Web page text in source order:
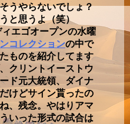
うやらないでしょ？
と思うよ（笑）
エゴオープンの水曜
コレクションの中で
ものを紹介してます
クリントイーストウ
ド元大統領、ダイナ
けどサイン貰ったの
、残念。やはりアマ
いった形式の試合は